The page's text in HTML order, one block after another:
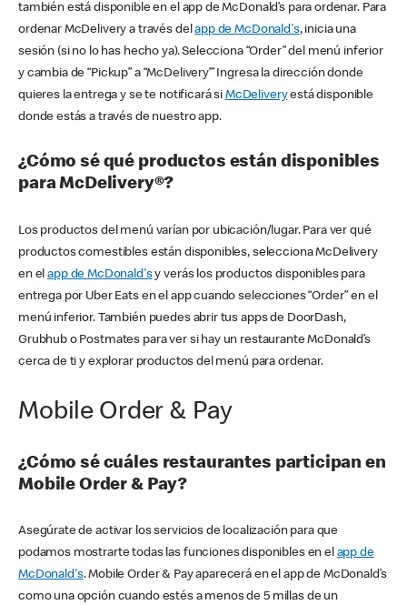
también está disponible en el app de McDonald’s para ordenar. Para
ordenar McDelivery a través delapp de McDonald's, inicia una
sesión (si no lo has hecho ya). Selecciona “Order” del menú inferior
y cambia de “Pickup” a “McDelivery’” Ingresa la dirección donde
quieres la entrega y se te notificará si McDeliveryestá disponible
donde estás a través de nuestro app.
¿Cómo sé qué productos están disponibles
para McDelivery®?
Los productos del menú varían por ubicación/lugar. Para ver qué
productos comestibles están disponibles, selecciona McDelivery
en elapp de McDonald'sy verás los productos disponibles para
entrega por Uber Eats en el app cuando selecciones “Order” en el
menú inferior. También puedes abrir tus apps de DoorDash,
Grubhub o Postmates para ver si hay un restaurante McDonald’s
cerca de ti y explorar productos del menú para ordenar.
Mobile Order & Pay
¿Cómo sé cuáles restaurantes participan en
Mobile Order & Pay?
Asegúrate de activar los servicios de localización para que
podamos mostrarte todas las funciones disponibles en el app de
McDonald's. Mobile Order & Pay aparecerá en el app de McDonald’s
como una opción cuando estés a menos de 5 millas de un